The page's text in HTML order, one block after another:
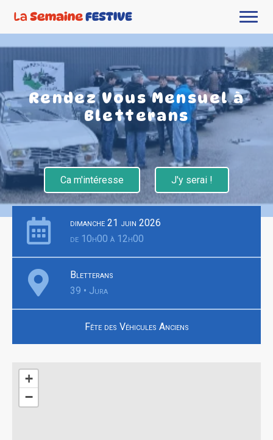
Rendez Vous Mensuel à
Bletterans
Ca m'intéresse J'y serai !
dimanche 21 juin 2026
de 10h00 à 12h00
Bletterans
39 • Jura
Fête des Véhicules Anciens
+
−